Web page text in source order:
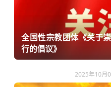
全国性宗教团体《关于
行的倡议》
2025年10月